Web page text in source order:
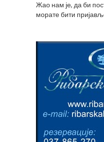
Жао нам је, да би
моратебити